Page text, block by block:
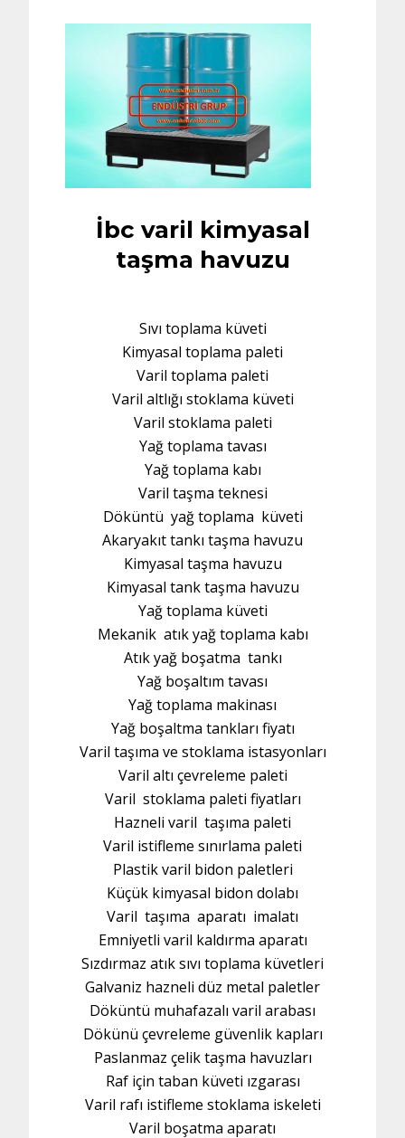
İbc varil kimyasal
taşma havuzu
Sıvı toplama küveti
Kimyasal toplama paleti
Varil toplama paleti
Varil altlığı stoklama küveti
Varil stoklama paleti
Yağ toplama tavası
Yağ toplama kabı
Varil taşma teknesi
Döküntü yağ toplama küveti
Akaryakıt tankı taşma havuzu
Kimyasal taşma havuzu
Kimyasal tank taşma havuzu
Yağ toplama küveti
Mekanik atık yağ toplama kabı
Atık yağ boşatma tankı
Yağ boşaltım tavası
Yağ toplama makinası
Yağ boşaltma tankları fiyatı
Varil taşıma ve stoklama istasyonları
Varil altı çevreleme paleti
Varil stoklama paleti fiyatları
Hazneli varil taşıma paleti
Varil istifleme sınırlama paleti
Plastik varil bidon paletleri
Küçük kimyasal bidon dolabı
Varil taşıma aparatı imalatı
Emniyetli varil kaldırma aparatı
Sızdırmaz atık sıvı toplama küvetleri
Galvaniz hazneli düz metal paletler
Döküntü muhafazalı varil arabası
Dökünü çevreleme güvenlik kapları
Paslanmaz çelik taşma havuzları
Raf için taban küveti ızgarası
Varil rafı istifleme stoklama iskeleti
Varil boşatma aparatı